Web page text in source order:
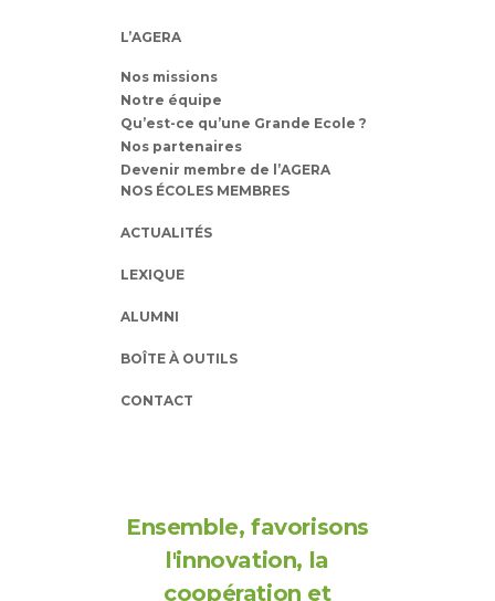
L’AGERA
Nos missions
Notre équipe
Qu’est-ce qu’une Grande Ecole ?
Nos partenaires
Devenir membre de l’AGERA
NOS ÉCOLES MEMBRES
ACTUALITÉS
LEXIQUE
ALUMNI
BOÎTE À OUTILS
CONTACT
Ensemble, favorisons
l'innovation, la
coopération et